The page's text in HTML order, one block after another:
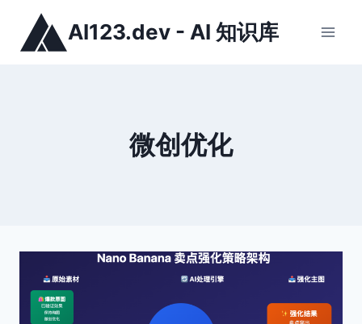
AI123.dev - AI 知识库
微创优化